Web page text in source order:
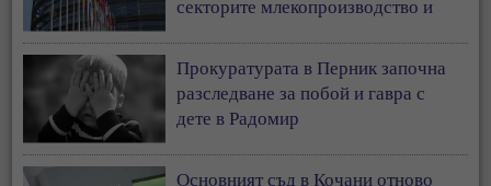
секторите млекопроизводство и
Прокуратурата в Перник започна
разследване за побой и гавра с
дете в Радомир
Основният съд в Кочани отново